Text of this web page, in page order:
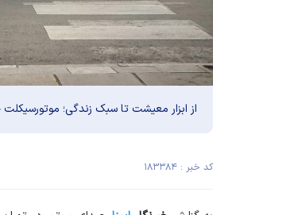
از ابزار معیشت تا سبک زندگی؛
کد خبر : ۱۸۳۳۸۴